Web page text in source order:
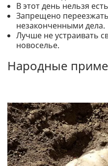
В этот день нельзя
Запрещено
незаконченными дела.
Лучше не устраивать
новоселье.
Народные